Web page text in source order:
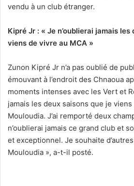
vendu à un club étranger.
Kipré Jr : « Je n’oublierai jamais
viens de vivre au MCA »
Zunon Kipré Jr n’a pas oublié de
émouvant à l’endroit des Chnaoua
moments intenses avec les Vert et
jamais les deux saisons que je
Mouloudia. J’ai remporté deux
n’oublierai jamais ce grand club et
et exceptionnel. Je souhaite
Mouloudia », a-t-il posté.